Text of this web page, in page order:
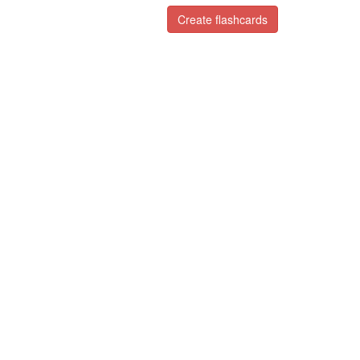
Create flashcards